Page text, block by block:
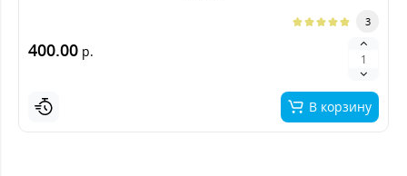
3
400.00 р.
В корзину